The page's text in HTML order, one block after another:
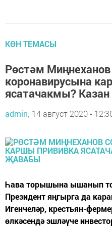
КӨН ТЕМАСЫ
Рөстәм
коронавирусына
ясатачакмы?
admin, 14 август 2020 -
Һава торышына ышанып
Президент яңгырга да
Игенчеләр, крестьян-
өлкәсендә эшләүче